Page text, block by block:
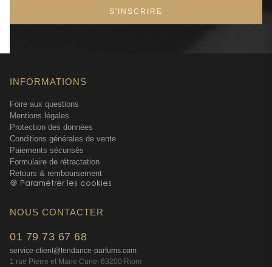
S'INSCRIRE
INFORMATIONS
Foire aux questions
Mentions légales
Protection des données
Conditions générales de vente
Paiements sécurisés
Formulaire de rétractation
Retours & remboursement
🍪 Paramétrer les cookies
NOUS CONTACTER
01 79 73 67 68
service-client@tendance-parfums.com
1 rue Pierre et Marie Curie, 63200 Riom